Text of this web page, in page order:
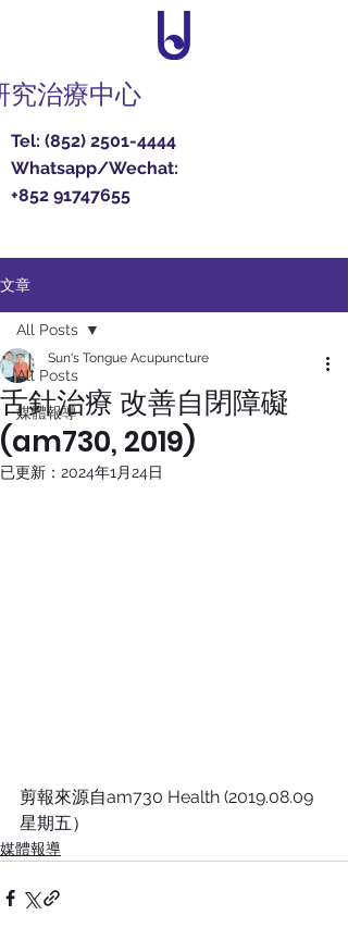
究治療中心
Tel: (852) 2501-4444
Whatsapp/Wechat:
+852 91747655
文章
All Posts
媒體報導
All Posts
舌針治療 改善自閉障礙
(am730, 2019)
Sun's Tongue Acupuncture
已更新： 2024年1月24日
剪報來源自am730 Health (2019.08.09
星期五）
媒體報導